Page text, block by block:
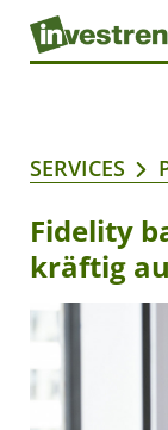
SERVICES
Fidelity
kräftig